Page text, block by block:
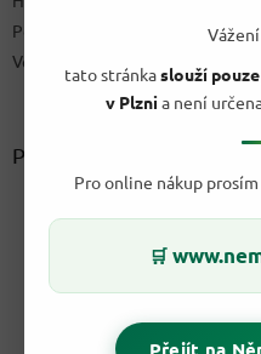
tato stránkaslouží
v Plznia není
Pro online nákup
🛒
Přejít na
Podmínky uplatnění práv z
Velkoobchod
Přijímáme online platby